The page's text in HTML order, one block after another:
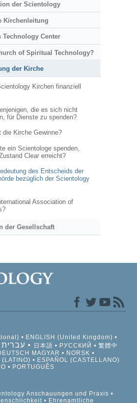
der Scientology
Kirchenleitung
Technology Center
of Spiritual Technology?
der Kirche
Kirchen finanziell
die es sich nicht
für Dienste zu spenden?
die Kirche Gewinne?
ein Scientologe spenden,
Clear erreicht?
des Entscheids der
bezüglich der Scientology
Association of
der Gesellschaft
ENGLISH (United Kingdom)
עברית 日本語 РУССКИЙ
繁體中
MAGYAR
NORSK
(LATINO)
ESPAÑOL (CASTELLANO)
PORTUGUÊS
Anschauungen und Praxis
Ehrenamtliche